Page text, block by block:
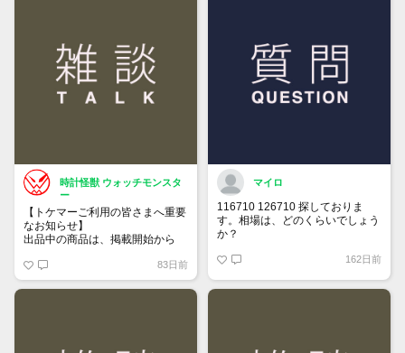
時計怪獣 ウォッチモンスタ
ー
【トケマーご利用の皆さまへ重要
なお知らせ】
出品中の商品は、掲載開始から
「下書き」へ戻ります。
トップページでお気に入り登録が
83日前
マイロ
116710 126710 探しておりま
す。相場は、どのくらいでしょう
か？
162日前